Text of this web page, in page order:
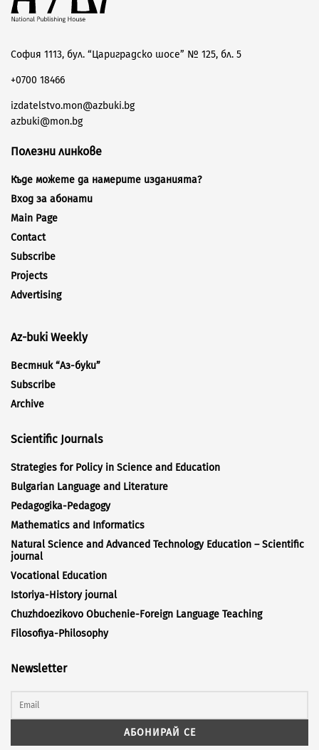
София 1113, бул. “Цариградско шосе” № 125, бл. 5
+0700 18466
izdatelstvo.mon@azbuki.bg
azbuki@mon.bg
Полезни линкове
Къде можете да намерите изданията?
Вход за абонати
Main Page
Contact
Subscribe
Projects
Advertising
Az-buki Weekly
Вестник “Аз-буки”
Subscribe
Archive
Scientific Journals
Strategies for Policy in Science and Education
Bulgarian Language and Literature
Pedagogika-Pedagogy
Mathematics and Informatics
Natural Science and Advanced Technology Education – Scientific
journal
Vocational Education
Istoriya-History journal
Chuzhdoezikovo Obuchenie-Foreign Language Teaching
Filosofiya-Philosophy
Newsletter